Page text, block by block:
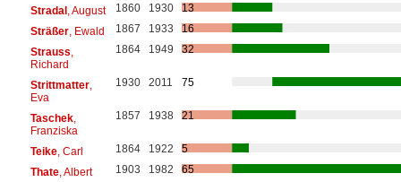
Stradal, August 1860 1930
13
Sträßer, Ewald 1867 1933
16
Strauss
Richard
1864 1949 32
Strittmatter,
Eva
1930 2011 75
Taschek,
Franziska
1857 1938 21
Teike, Carl 1864 1922
5
Thate, Albert 1903 1982
65